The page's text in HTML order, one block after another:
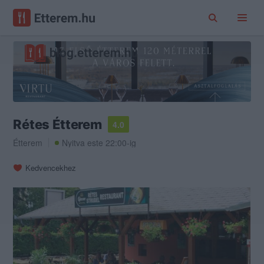
Rétes Étterem
4.0
Étterem
Nyitva este 22:00-ig
Kedvencekhez